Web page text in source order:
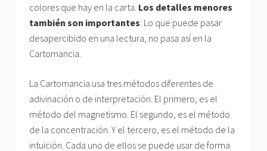
colores que hay en la carta. Los detalles menores
también son importantes . Lo que puede pasar
desapercibido en una lectura, no pasa así en la
Cartomancia.
La Cartomancia usa tres métodos diferentes de
adivinación o de interpretación. El primero, es el
método del magnetismo. El segundo, es el método
de la concentración. Y el tercero, es el método de la
intuición. Cada uno de ellos se puede usar de forma